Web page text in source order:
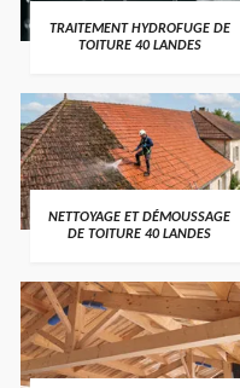
TRAITEMENT HYDROFUGE DE
TOITURE 40 LANDES
NETTOYAGE ET DÉMOUSSAGE
DE TOITURE 40 LANDES